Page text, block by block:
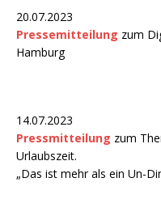
20.07.2023
Pressemitteilung zum
Hamburg
14.07.2023
Pressmitteilung zum
Urlaubszeit.
„Das ist mehr als ein Un-